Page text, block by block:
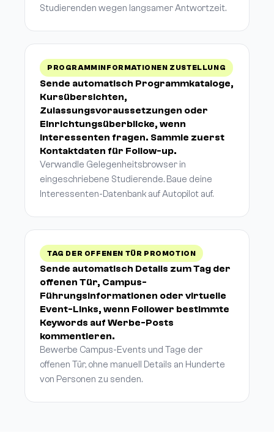
Studierenden wegen langsamer Antwortzeit.
PROGRAMMINFORMATIONEN ZUSTELLUNG
Sende automatisch Programmkataloge,
Kursübersichten,
Zulassungsvoraussetzungen oder
Einrichtungsüberblicke, wenn
Interessenten fragen. Sammle zuerst
Kontaktdaten für Follow-up.
Verwandle Gelegenheitsbrowser in
eingeschriebene Studierende. Baue deine
Interessenten-Datenbank auf Autopilot auf.
TAG DER OFFENEN TÜR PROMOTION
Sende automatisch Details zum Tag der
offenen Tür, Campus-
Führungsinformationen oder virtuelle
Event-Links, wenn Follower bestimmte
Keywords auf Werbe-Posts
kommentieren.
Bewerbe Campus-Events und Tage der
offenen Tür, ohne manuell Details an Hunderte
von Personen zu senden.